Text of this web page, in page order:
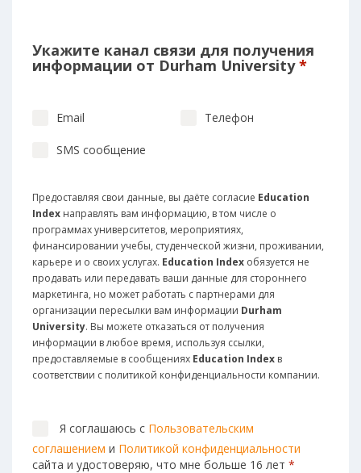
Укажите канал связи для получения
информации от Durham University*
Email Телефон
SMS сообщение
Предоставляя свои данные, вы даёте согласие Education
Index направлять вам информацию, в том числе о
программах университетов, мероприятиях,
финансировании учебы, студенческой жизни, проживании,
карьере и о своих услугах. Education Index обязуется не
продавать или передавать ваши данные для стороннего
маркетинга, но может работать с партнерами для
организации пересылки вам информации Durham
University. Вы можете отказаться от получения
информации в любое время, используя ссылки,
предоставляемые в сообщениях Education Index в
соответствии с политикой конфиденциальности компании.
Я соглашаюсь с Пользовательским
соглашением и Политикой конфиденциальности
сайта и удостоверяю, что мне больше 16 лет *